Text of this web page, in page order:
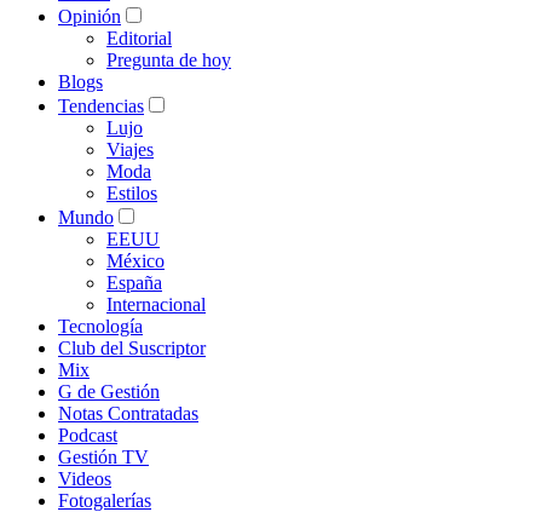
Opinión
Editorial
Pregunta de hoy
Blogs
Tendencias
Lujo
Viajes
Moda
Estilos
Mundo
EEUU
México
España
Internacional
Tecnología
Club del Suscriptor
Mix
G de Gestión
Notas Contratadas
Podcast
Gestión TV
Videos
Fotogalerías